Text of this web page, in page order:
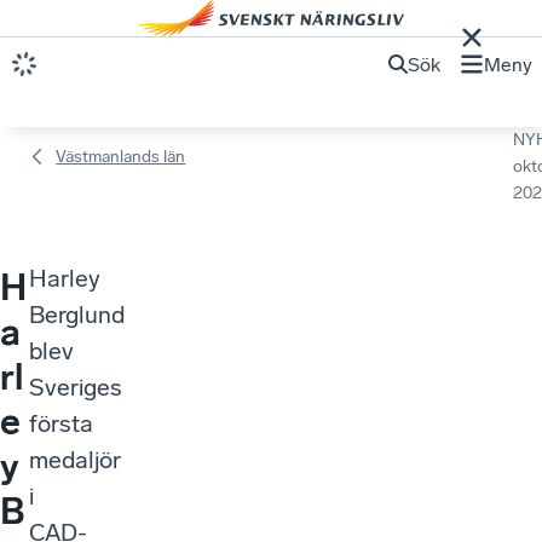
Sök Meny
Västmanlands län
H
a
rl
e
y
B
Harley
Berglund
blev
Sveriges
första
medaljör
i
CAD-